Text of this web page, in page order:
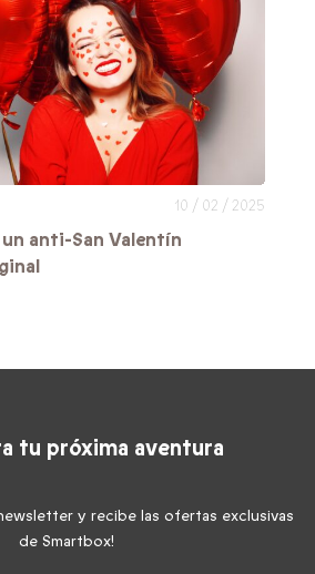
10 / 02 / 2025
anti-San Valentín
tu próxima aventura
y recibe las ofertas exclusivas
de Smartbox!